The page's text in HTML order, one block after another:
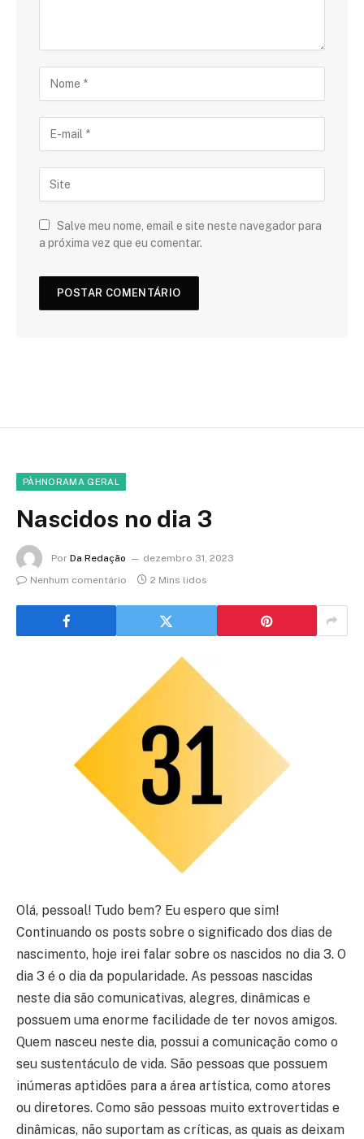
Salve meu nome, email e site neste navegador para
a próxima vez que eu comentar.
PÀHNORAMA GERAL
Nascidos no dia 3
Por Da Redação
dezembro 31, 2023
Nenhum comentário
2 Mins lidos
Olá, pessoal! Tudo bem? Eu espero que sim!
Continuando os posts sobre o significado dos dias de
nascimento, hoje irei falar sobre os nascidos no dia 3. O
dia 3 é o dia da popularidade. As pessoas nascidas
neste dia são comunicativas, alegres, dinâmicas e
possuem uma enorme facilidade de ter novos amigos.
Quem nasceu neste dia, possui a comunicação como o
seu sustentáculo de vida. São pessoas que possuem
inúmeras aptidões para a área artística, como atores
ou diretores. Como são pessoas muito extrovertidas e
dinâmicas, não suportam as críticas, as quais as deixam